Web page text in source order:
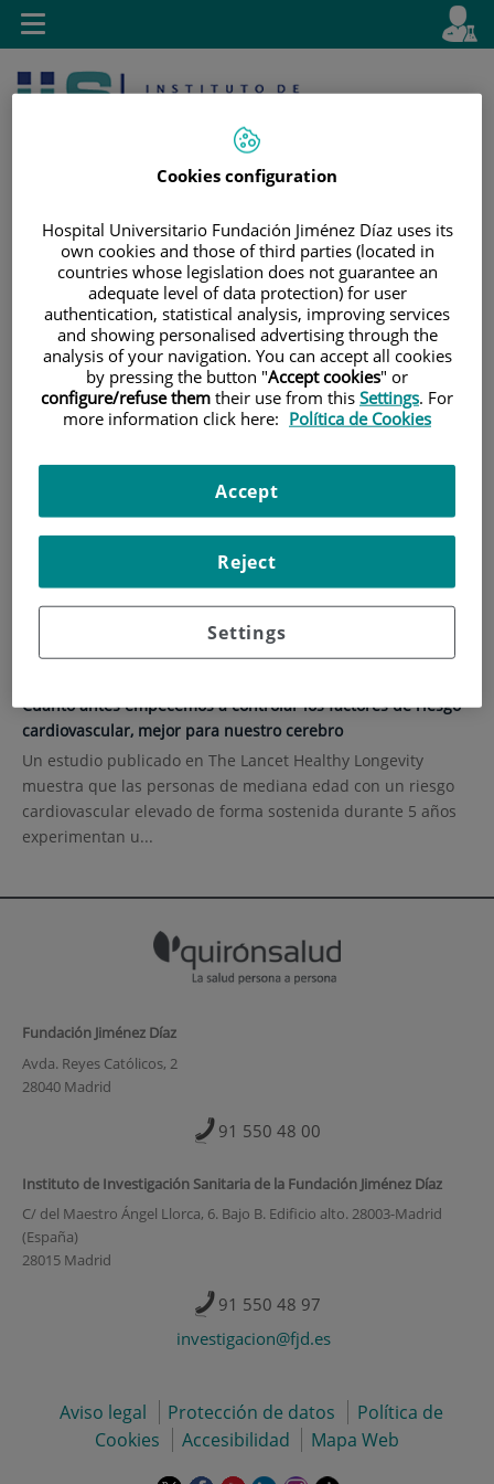
Saltar al contenido
contenido
activo
es
Buscar
Toggle
navigation
Contenidos de salud
Cuanto antes empecemos a controlar los factores de riesgo
cardiovascular, mejor para nuestro cerebro
Un estudio publicado en The Lancet Healthy Longevity
muestra que las personas de mediana edad con un riesgo
cardiovascular elevado de forma sostenida durante 5 años
experimentan u...
Fundación Jiménez Díaz
Avda. Reyes Católicos, 2
28040 Madrid
91 550 48 00
Instituto de Investigación Sanitaria de la Fundación Jiménez Díaz
C/ del Maestro Ángel Llorca, 6. Bajo B. Edificio alto. 28003-Madrid
(España)
28015 Madrid
91 550 48 97
investigacion@fjd.es
Aviso legal Protección de datos
Política de
Cookies
Accesibilidad Mapa Web
Cookies configuration
Hospital Universitario Fundación Jiménez Díaz uses its
own cookies and those of third parties (located in
countries whose legislation does not guarantee an
adequate level of data protection) for user
authentication, statistical analysis, improving services
and showing personalised advertising through the
analysis of your navigation. You can accept all cookies
by pressing the button "Accept cookies" or
configure/refuse them their use from this Settings. For
more information click here: Política de Cookies
Settings
Reject
Accept